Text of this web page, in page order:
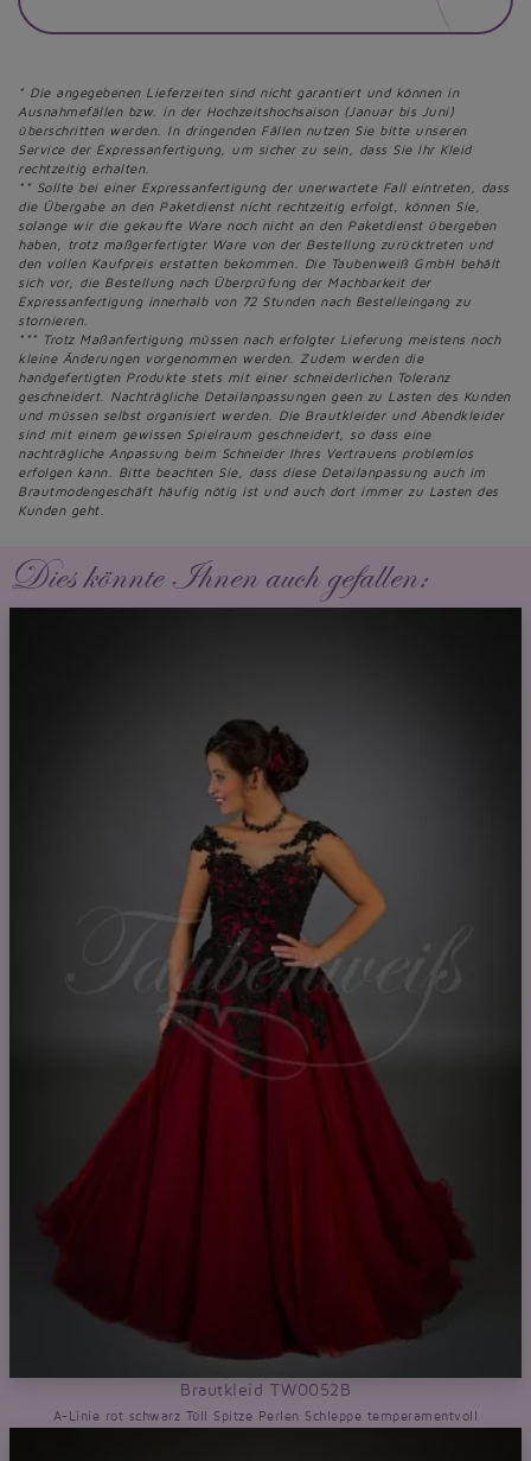
* Die angegebenen Lieferzeiten sind nicht garantiert und können in
Ausnahmefällen bzw. in der Hochzeitshochsaison (Januar bis Juni)
überschritten werden. In dringenden Fällen nutzen Sie bitte unseren
Service der Expressanfertigung, um sicher zu sein, dass Sie Ihr Kleid
rechtzeitig erhalten.
** Sollte bei einer Expressanfertigung der unerwartete Fall eintreten, dass
die Übergabe an den Paketdienst nicht rechtzeitig erfolgt, können Sie,
solange wir die gekaufte Ware noch nicht an den Paketdienst übergeben
haben, trotz maßgerfertigter Ware von der Bestellung zurücktreten und
den vollen Kaufpreis erstatten bekommen. Die Taubenweiß GmbH behält
sich vor, die Bestellung nach Überprüfung der Machbarkeit der
Expressanfertigung innerhalb von 72 Stunden nach Bestelleingang zu
stornieren.
*** Trotz Maßanfertigung müssen nach erfolgter Lieferung meistens noch
kleine Änderungen vorgenommen werden. Zudem werden die
handgefertigten Produkte stets mit einer schneiderlichen Toleranz
geschneidert. Nachträgliche Detailanpassungen geen zu Lasten des Kunden
und müssen selbst organisiert werden. Die Brautkleider und Abendkleider
sind mit einem gewissen Spielraum geschneidert, so dass eine
nachträgliche Anpassung beim Schneider Ihres Vertrauens problemlos
erfolgen kann. Bitte beachten Sie, dass diese Detailanpassung auch im
Brautmodengeschäft häufig nötig ist und auch dort immer zu Lasten des
Kunden geht.
Dies könnte Ihnen auch gefallen:
Brautkleid TW0052B
A-Linie rot schwarz Tüll Spitze Perlen Schleppe temperamentvoll